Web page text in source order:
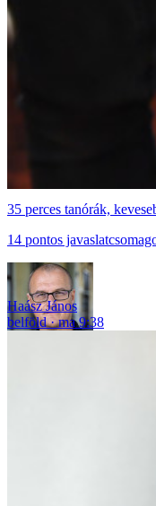
35 perces tanórák,
14 pontos
Haász János
belföld
ma 9:38